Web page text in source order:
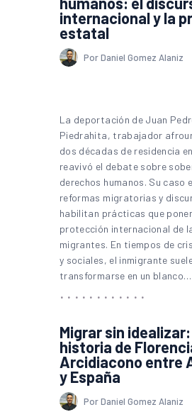
internacional y la
estatal
Por Daniel Gomez Alaniz
La deportación de Juan
Piedrahita, trabajador
dos décadas de residencia
reavivó el debate sobre
derechos humanos. Su caso
reformas migratorias y
habilitan prácticas que
protección internacional de
migrantes. En tiempos de
y sociales, el inmigrante
transformarse en un blanco…
Migrar sin
historia de
Arcidiacono entre
y España
Por Daniel Gomez Alaniz